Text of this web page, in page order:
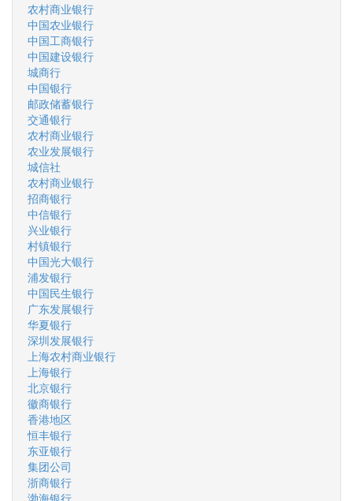
农村商业银行
中国农业银行
中国工商银行
中国建设银行
城商行
中国银行
邮政储蓄银行
交通银行
农村商业银行
农业发展银行
城信社
农村商业银行
招商银行
中信银行
兴业银行
村镇银行
中国光大银行
浦发银行
中国民生银行
广东发展银行
华夏银行
深圳发展银行
上海农村商业银行
上海银行
北京银行
徽商银行
香港地区
恒丰银行
东亚银行
集团公司
浙商银行
渤海银行